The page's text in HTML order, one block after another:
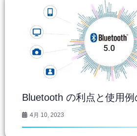
Bluetooth の利点と使用
4月 10, 2023